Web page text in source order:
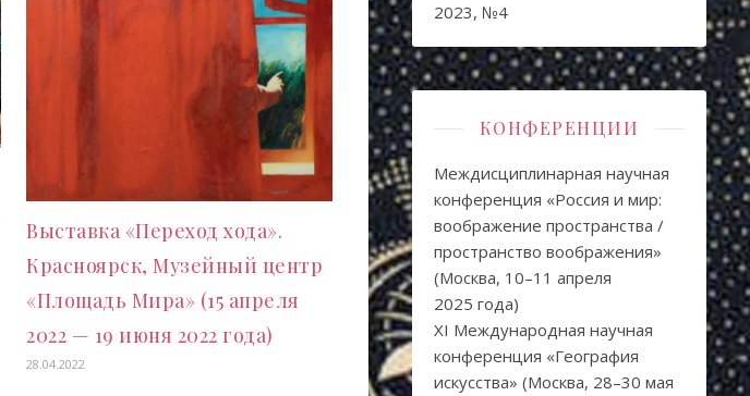
Выставка «Переход хода».
Красноярск, Музейный центр
«Площадь Мира» (15 апреля
2022 — 19 июня 2022 года)
28.04.2022
2023, №4
КОНФЕРЕНЦИИ
Междисциплинарная научная
конференция «Россия и мир:
воображение пространства /
пространство воображения»
(Москва, 10–11 апреля
2025 года)
XI Международная научная
конференция «География
искусства» (Москва, 28–30 мая